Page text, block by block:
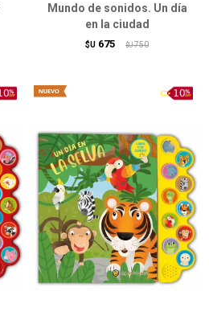
Mundo de sonidos. Un día
en la ciudad
$U 675 $U 750